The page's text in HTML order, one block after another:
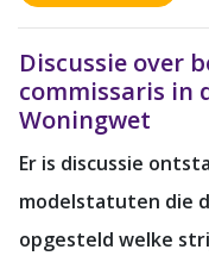
Discussie over
commissaris in
Woningwet
Er is discussie
modelstatuten die
opgesteld welke